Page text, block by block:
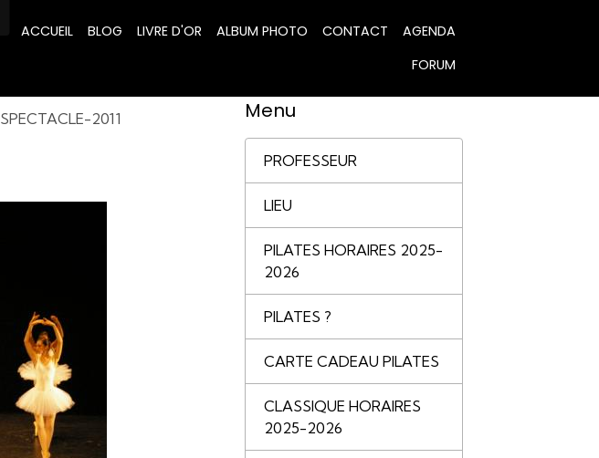
ACCUEIL BLOG LIVRE D'OR ALBUM PHOTO CONTACT
AGENDA
FORUM
SPECTACLE-2011 Menu
PROFESSEUR
LIEU
PILATES HORAIRES 2025-
2026
PILATES ?
CARTE CADEAU PILATES
CLASSIQUE HORAIRES
2025-2026